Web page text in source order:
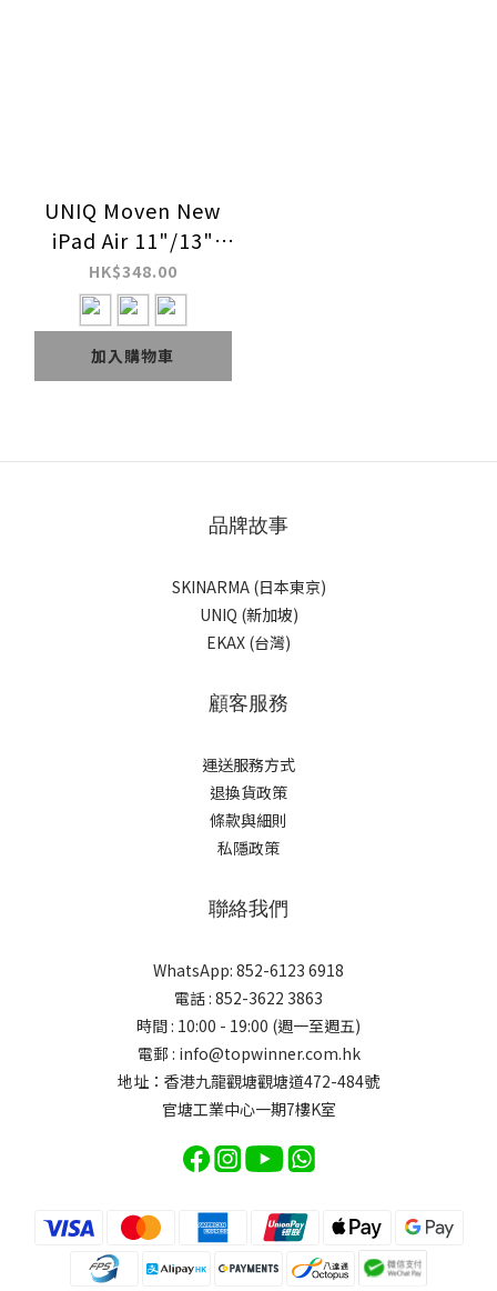
UNIQ Moven New
iPad Air 11"/13"
(2024) 磁吸帶筆槽平
板保護套
HK$348.00
加入購物車
品牌故事
SKINARMA (日本東京)
UNIQ (新加坡)
EKAX (台灣)
顧客服務
運送服務方式
退換貨政策
條款與細則
私隱政策
聯絡我們
WhatsApp: 852-6123 6918
電話 : 852-3622 3863
時間 : 10:00 - 19:00 (週一至週五)
電郵 : info@topwinner.com.hk
地址：香港九龍觀塘觀塘道472-484號
官塘工業中心一期7樓K室